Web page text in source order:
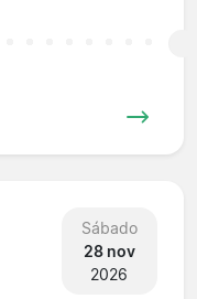
Sábado
28 nov
2026